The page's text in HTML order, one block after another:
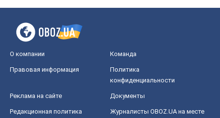
О компании Команда
Правовая информация
Политика
конфиденциальности
Реклама на сайте Документы
Редакционная политика
Журналисты OBOZ.UA на месте